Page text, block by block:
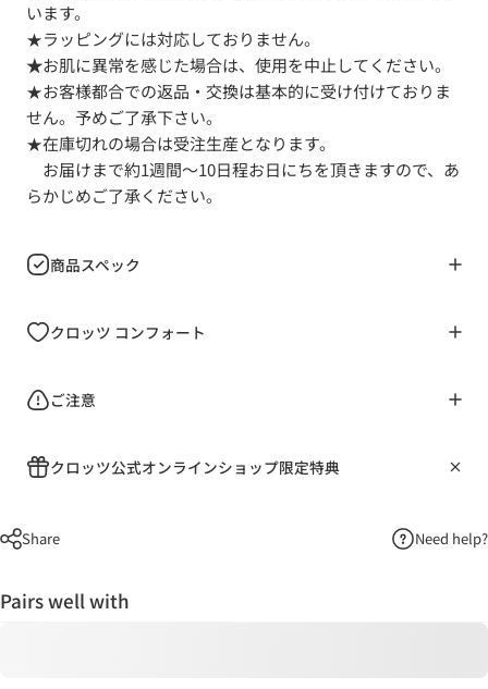
います。
★ラッピングには対応しておりません。
★お肌に異常を感じた場合は、使用を中止してください。
★お客様都合での返品・交換は基本的に受け付けておりま
せん。予めご了承下さい。
★在庫切れの場合は受注生産となります。
お届けまで約1週間～10日程お日にちを頂きますので、あ
らかじめご了承ください。
商品スペック
クロッツ コンフォート
ご注意
クロッツ公式オンラインショップ限定特典
Share Need help?
Pairs well with